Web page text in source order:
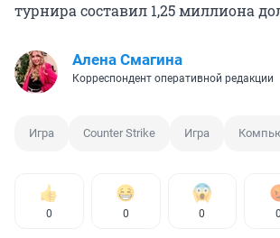
турнира составил 1,25 миллиона
Алена Смагина
Корреспондент оперативной редакции
Игра Counter Strike Игра
0 0 0 0